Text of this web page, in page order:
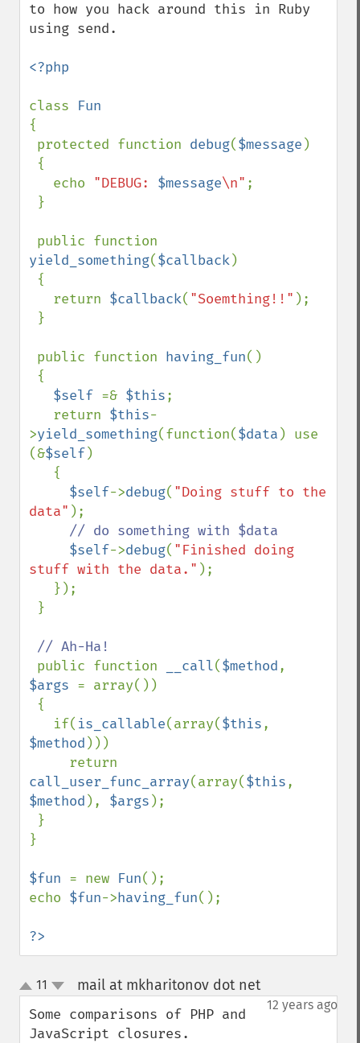
to how you hack around this in Ruby
using send.
<?php
class
{
protected function debug($message )
   echo
"DEBUG: $message\n" ;
yield_something($callback)
   return
$callback( "Soemthing!!" );
public function having_fun()
$self =& $this;
   return
$this-
>yield_something(function($data ) use
(&$self)
$self->debug( "Doing stuff to the
data" );
// do something with $data
$self->debug( "Finished doing
stuff with the data." );
// Ah-Ha!
public function
__call($method
$args = array())
   if(
is_callable(array($this
$method )))
call_user_func_array(array($this
$method ), $args );
}
$fun = new Fun();
echo $fun->having_fun();
?>
up
down
11 mail at mkharitonov dot net¶
12 years ago
Some comparisons of PHP and
JavaScript closures.